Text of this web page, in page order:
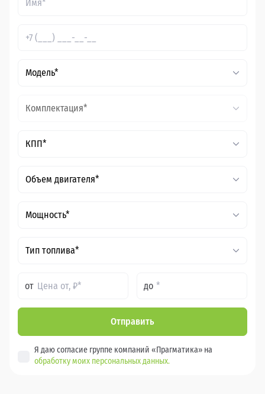
Модель*
Комплектация*
КПП*
Объем двигателя*
Мощность*
Тип топлива*
от до
Отправить
Я даю согласие группе компаний «Прагматика» на
обработку моих персональных данных.